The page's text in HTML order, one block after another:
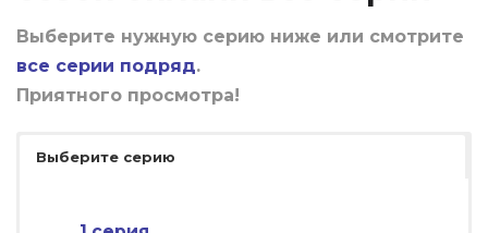
Выберите нужную серию ниже или смотрите
все серии подряд.
Приятного просмотра!
Выберите серию